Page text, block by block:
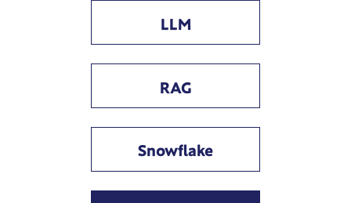
LLM
RAG
Snowflake